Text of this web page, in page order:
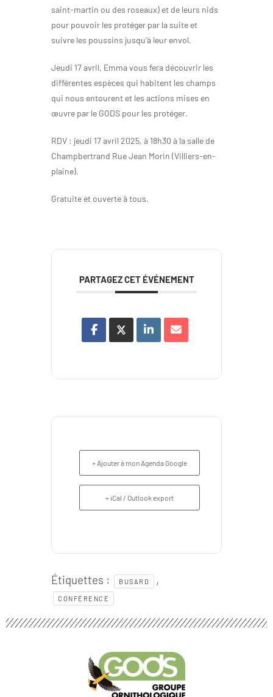
saint-martin ou des roseaux) et de leurs nids
pour pouvoir les protéger par la suite et
suivre les poussins jusqu’à leur envol.
Jeudi 17 avril, Emma vous fera découvrir les
différentes espèces qui habitent les champs
qui nous entourent et les actions mises en
œuvre par le GODS pour les protéger.
RDV : jeudi 17 avril 2025, à 18h30 à la salle de
Champbertrand Rue Jean Morin (Villiers-en-
plaine).
Gratuite et ouverte à tous.
PARTAGEZ CET ÉVÉNEMENT
+ Ajouter à mon Agenda Google
+ iCal / Outlook export
Étiquettes : BUSARD ,
CONFÉRENCE